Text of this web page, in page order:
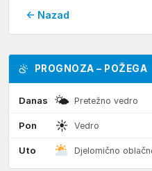
← Nazad
PROGNOZA – POŽEGA
Danas 🌤 Pretežno vedro
Pon ☀ Vedro
Uto Djelomično